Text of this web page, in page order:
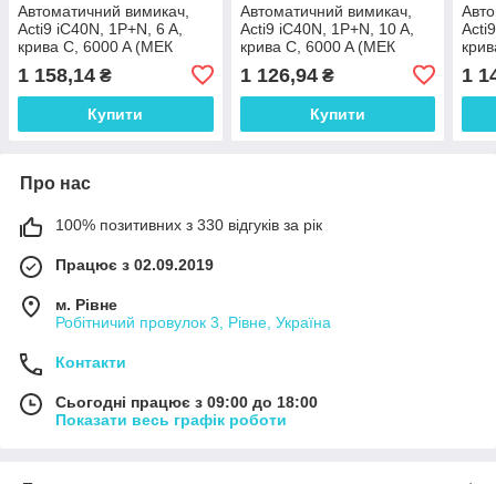
Автоматичний вимикач,
Acti9 iC40N, 1P+N, 6 A,
крива C, 6000 A (МЕК
60947-2)
1 158,14 ₴
Купити
Автоматичний вимикач,
Acti9 iC40N, 1P+N, 10 A,
крива C, 6000 A (МЕК
60947-2)
1 126,94₴
Купити
1
Про нас
100% позитивних з 330 відгуків за рік
Працює з 02.09.2019
м. Рівне
Робітничий провулок 3, Рівне, Україна
Контакти
Сьогодні працює з 09:00 до 18:00
Показати весь графік роботи